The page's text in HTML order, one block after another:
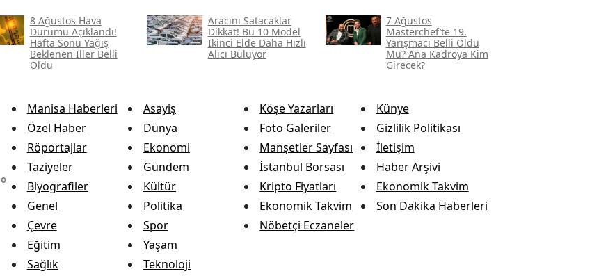
8 Ağustos Hava
Durumu Açıklandı!
Hafta Sonu Yağış
Beklenen Iller Belli
Oldu
Aracını Satacaklar
Dikkat! Bu 10 Model
Ikinci Elde Daha Hızlı
Alıcı Buluyor
7 Ağustos
Masterchef’te 19.
Yarışmacı Belli Oldu
Mu? Ana Kadroya Kim
Girecek?
Manisa Haberleri
Özel Haber
Röportajlar
Taziyeler
Biyografiler
Genel
Çevre
Eğitim
Sağlık
Asayiş
Dünya
Ekonomi
Gündem
Kültür
Politika
Spor
Yaşam
Teknoloji
Köşe Yazarları
Foto Galeriler
Manşetler Sayfası
İstanbul Borsası
Kripto Fiyatları
Ekonomik Takvim
Nöbetçi Eczaneler
Künye
Gizlilik Politikası
İletişim
Haber Arşivi
Ekonomik Takvim
Son Dakika Haberleri